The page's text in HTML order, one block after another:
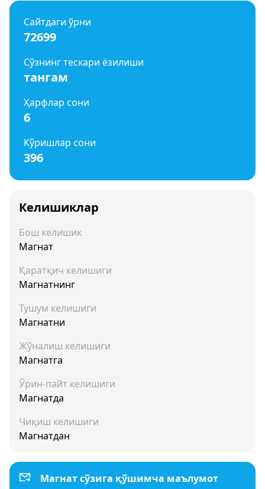
Сайтдаги ўрни
72699
Сўзнинг тескари ёзилиши
тангам
Ҳарфлар сони
6
Кўришлар сони
396
Келишиклар
Бош келишик
Магнат
Қаратқич келишиги
Магнатнинг
Тушум келишиги
Магнатни
Жўналиш келишиги
Магнатга
Ўрин-пайт келишиги
Магнатда
Чиқиш келишиги
Магнатдан
Магнат сўзига қўшимча маълумот